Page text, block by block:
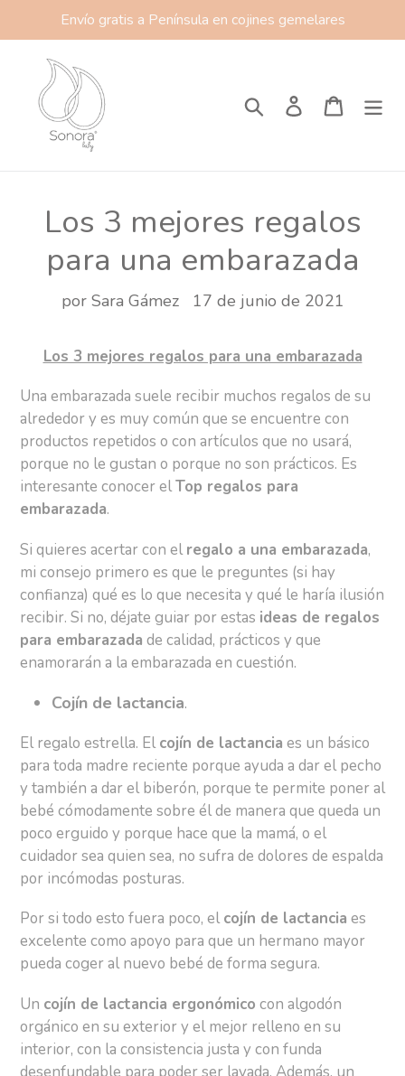
directamente
contenido
Envío gratis a Península en cojines gemelares
Buscar IngresarCarrito
Los 3 mejores regalos
para una embarazada
por Sara Gámez 17 de junio de 2021
Los 3 mejores regalos para una embarazada
Una embarazada suele recibir muchos regalos de su
alrededor y es muy común que se encuentre con
productos repetidos o con artículos que no usará,
porque no le gustan o porque no son prácticos. Es
interesante conocer elTop regalos para
embarazada.
Si quieres acertar con elregalo a una embarazada,
mi consejo primero es que le preguntes (si hay
confianza) qué es lo que necesita y qué le haría ilusión
recibir. Si no, déjate guiar por estas ideas de regalos
para embarazada de calidad, prácticos y que
enamorarán a la embarazada en cuestión.
Cojín de lactancia.
El regalo estrella. Elcojín de lactancia es un básico
para toda madre reciente porque ayuda a dar el pecho
y también a dar el biberón, porque te permite poner al
bebé cómodamente sobre él de manera que queda un
poco erguido y porque hace que la mamá, o el
cuidador sea quien sea, no sufra de dolores de espalda
por incómodas posturas.
Por si todo esto fuera poco, elcojín de lactancia es
excelente como apoyo para que un hermano mayor
pueda coger al nuevo bebé de forma segura.
Un cojín de lactancia ergonómico con algodón
orgánico en su exterior y el mejor relleno en su
interior, con la consistencia justa y con funda
desenfundable para poder ser lavada. Además, un